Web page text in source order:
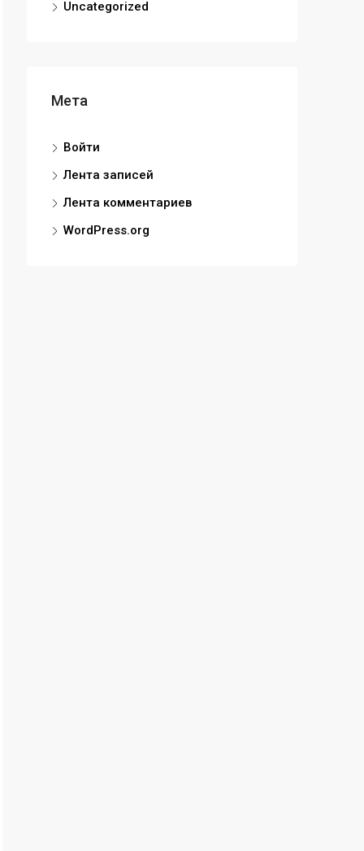
Uncategorized
Мета
Войти
Лента записей
Лента комментариев
WordPress.org